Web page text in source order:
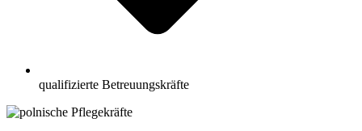
qualifizierte Betreuungskräfte